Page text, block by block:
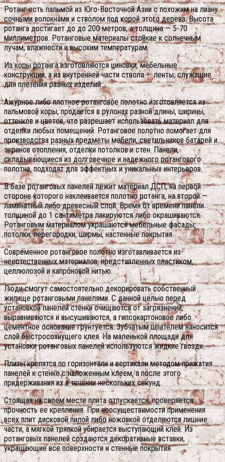
Ротанг есть пальмой из Юго-Восточной Азии с похожим на лиану
сочными волокнами и стволом под корой этого дерева. Высота
ротанга достигает до до 200 метров, а толщина — 5-70
миллиметров. Ротанговые материалы стойкие к солнечным
лучам, влажности и высоким температурам.
Из коры ротанга изготовляются циновки, мебельные
конструкции, а из внутренней части ствола — ленты, служащие
для плетения разных изделий.
Ажурное либо плотное ротанговое полотно изготовляется из
пальмовой коры, продается в рулонах разной длины, ширины,
оттенков и цветов, что разрешает использовать материал для
отделки любых помещений. Ротанговое полотно помогает для
производства разных предметы мебели, светильников батарей и
экранов отопления, отделки потолков и стен. Панели,
складывающиеся из долговечное и надежного ротангового
полотна, подходят для эффектных и уникальных интерьеров.
В базе ротанговых панелей лежит материал ДСП, на первой
стороне которого наклеивается полотно ротанга, на второй —
ламинатный либо древесный слой. Время от времени панели
толщиной до 1 сантиметра лакируются либо окрашиваются.
Ротанговым материалом украшаются мебельные фасады,
потолки, перегородки, ширмы, настенные покрытия.
Современное ротанговое полотно изготавливается из
неестественных материалов, представленных пластиком,
целлюлозой и капроновой нитью.
Люди смогут самостоятельно декорировать собственный
жилище ротанговыми панелями. С данной целью перед
установкой панелей стенки очищаются от загрязнений,
выравниваются и высушиваются, а гипсокартоновое либо
цементное основание грунтуется. Зубчатым шпателем наносится
слой быстросохнущего клея. На маленькой площади для
установки ротанговых панелей используются жидкие гвозди.
Плиты крепятся по горизонтали и вертикали методом прижатия
панелей к стенке с наложенным клеем, а после этого
придерживания их в течении нескольких секунд.
Стоящая на своем месте плита отпускается, проверяется
прочность ее крепления. При неосуществимости применения
всех плит дисковой пилой либо ножовкой отделяются лишние
части, а мягкой тряпкой убирается выступающий клей. Из
ротанговых панелей создаются декоративные вставки,
украшающие все поверхности и стенные покрытия.